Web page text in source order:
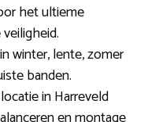
het ultieme
winter, lente, zomer
banden.
in Harreveld